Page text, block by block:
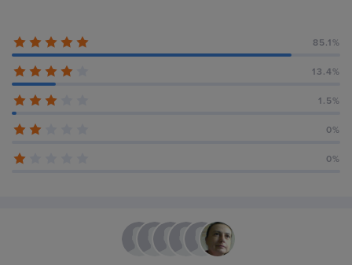
85.1%
13.4%
1.5%
0%
0%